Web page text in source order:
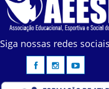
Siga nossas redes